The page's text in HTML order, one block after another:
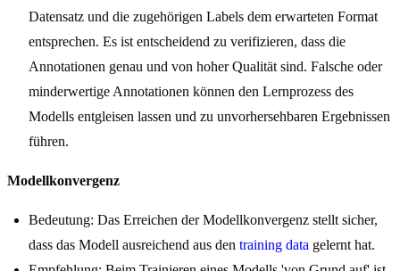
Datensatz und die zugehörigen Labels dem erwarteten Format
entsprechen. Es ist entscheidend zu verifizieren, dass die
Annotationen genau und von hoher Qualität sind. Falsche oder
minderwertige Annotationen können den Lernprozess des
Modells entgleisen lassen und zu unvorhersehbaren Ergebnissen
führen.
Modellkonvergenz
Bedeutung: Das Erreichen der Modellkonvergenz stellt sicher,
dass das Modell ausreichend aus den training data gelernt hat.